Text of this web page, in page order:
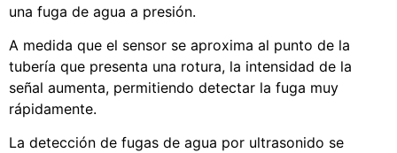
una fuga de agua a presión.
A medida que el sensor se aproxima al punto de la
tubería que presenta una rotura, la intensidad de la
señal aumenta, permitiendo detectar la fuga muy
rápidamente.
La detección de fugas de agua por ultrasonido se